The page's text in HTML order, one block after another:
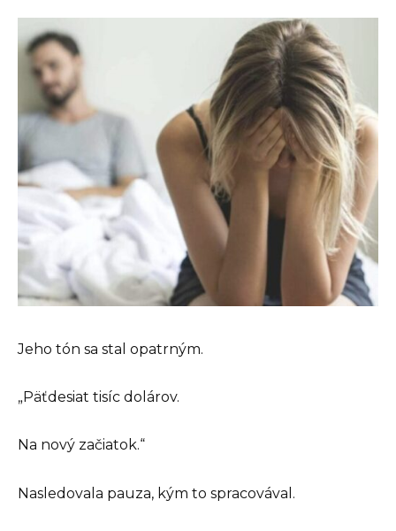
Jeho tón sa stal opatrným.
„Päťdesiat tisíc dolárov.
Na nový začiatok.“
Nasledovala pauza, kým to spracovával.